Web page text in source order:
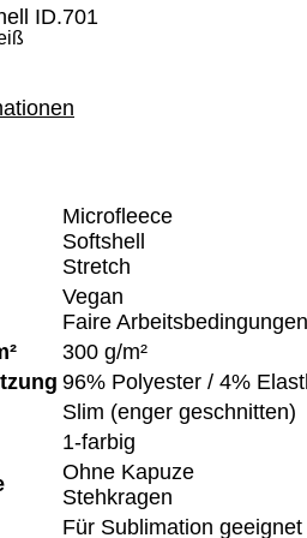
ID.701
Microfleece
Softshell
Stretch
Vegan
Faire Arbeitsbedingungen
300 g/m²
96% Polyester / 4%
Slim (enger geschnitten)
1-farbig
Ohne Kapuze
Stehkragen
Für Sublimation geeignet